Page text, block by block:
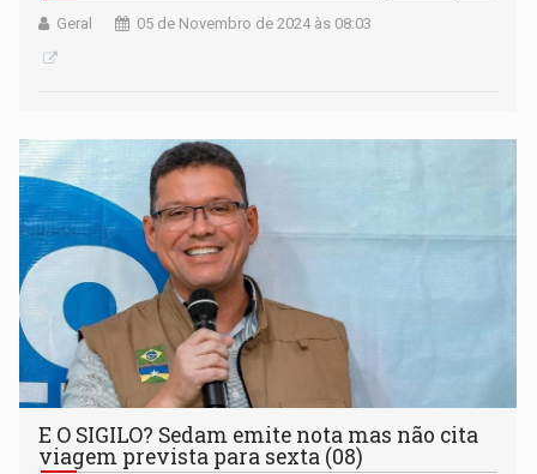
Geral 05 de Novembro de 2024 às 08:03
E O SIGILO? Sedam emite nota mas não cita
viagem prevista para sexta (08)